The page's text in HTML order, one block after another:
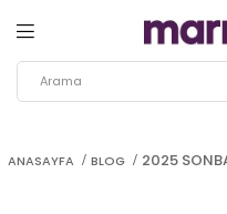
ANASAYFA BLOG 2025